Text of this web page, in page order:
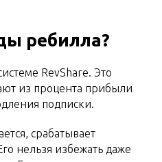
ребилла?
RevShare. Это
из процента прибыли
подписки.
срабатывает
нельзя избежать даже